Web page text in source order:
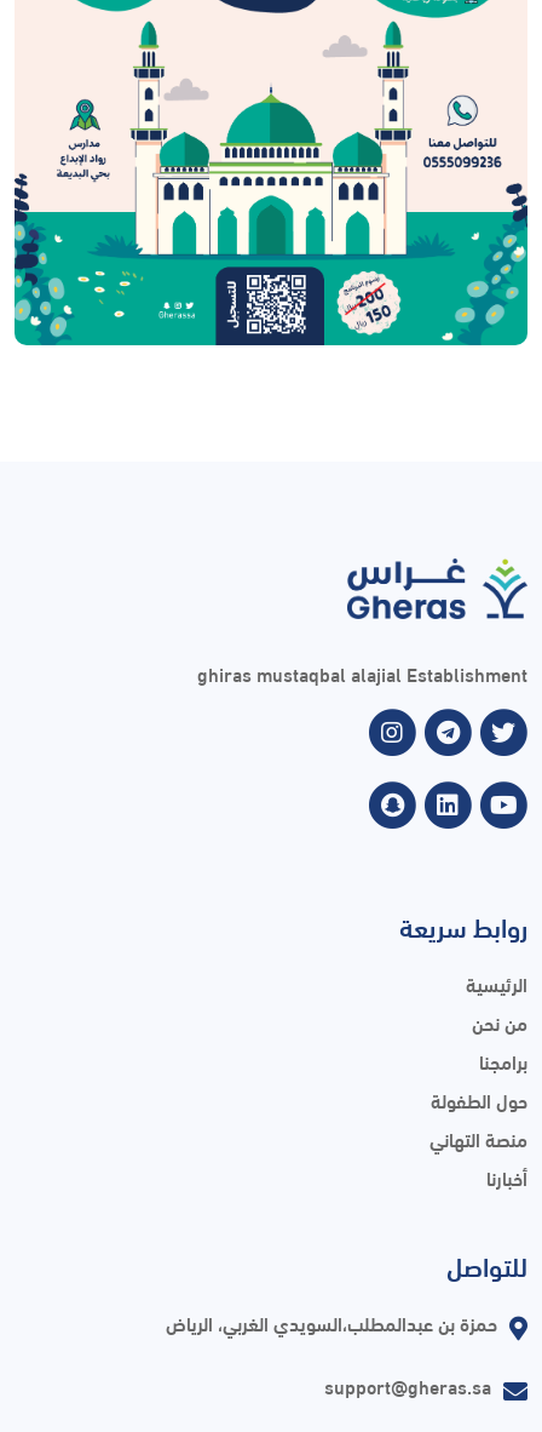
ghiras mustaqbal alajial Establishment
روابط سريعة
الرئيسية
من نحن
برامجنا
حول الطفولة
منصة التهاني
أخبارنا
للتواصل
حمزة بن عبدالمطلب،السويدي الغربي، الرياض
support@gheras.sa